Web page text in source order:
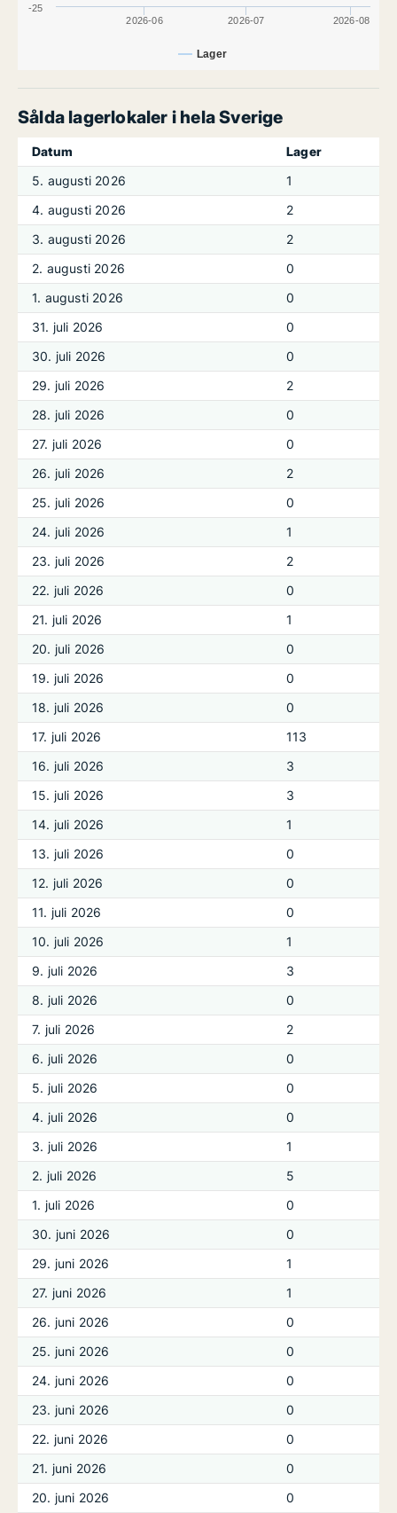
Lager
2026-06 2026-07 2026-08
-25
Sålda lagerlokaler i hela Sverige
Datum
Lager
5. augusti 2026
1
4. augusti 2026
2
3. augusti 2026
2
2. augusti 2026
0
1. augusti 2026
0
31. juli 2026
0
30. juli 2026
0
29. juli 2026
2
28. juli 2026
0
27. juli 2026
0
26. juli 2026
2
25. juli 2026
0
24. juli 2026
1
23. juli 2026
2
22. juli 2026
0
21. juli 2026
1
20. juli 2026
0
19. juli 2026
0
18. juli 2026
0
17. juli 2026
113
16. juli 2026
3
15. juli 2026
3
14. juli 2026
1
13. juli 2026
0
12. juli 2026
0
11. juli 2026
0
10. juli 2026
1
9. juli 2026
3
8. juli 2026
0
7. juli 2026
2
6. juli 2026
0
5. juli 2026
0
4. juli 2026
0
3. juli 2026
1
2. juli 2026
5
1. juli 2026
0
30. juni 2026
0
29. juni 2026
1
27. juni 2026
1
26. juni 2026
0
25. juni 2026
0
24. juni 2026
0
23. juni 2026
0
22. juni 2026
0
21. juni 2026
0
20. juni 2026
0